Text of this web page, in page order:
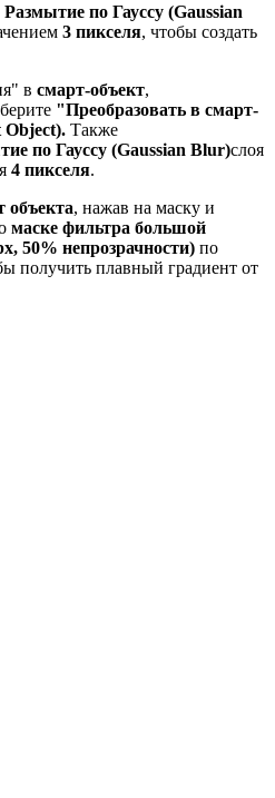
по Гауссу (Gaussian
3 пикселя, чтобы создать
в смарт-объект,
"Преобразовать в смарт-
Object). Также
по Гауссу (Gaussian Blur)слоя
4 пикселя.
объекта, нажав на маску и
маске фильтра большой
50% непрозрачности) по
получить плавный градиент от